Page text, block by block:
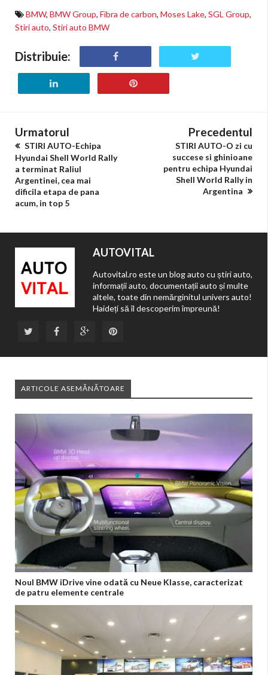
BMW, BMW Group, Fibra de carbon, Moses Lake, SGL Group,
Stiri auto, Stiri auto BMW
Distribuie:
Urmatorul
STIRI AUTO-Echipa
Hyundai Shell World Rally
a terminat Raliul
Argentinei, cea mai
dificila etapa de pana
acum, in top 5
Precedentul
STIRI AUTO-O zi cu
succese si ghinioane
pentru echipa Hyundai
Shell World Rally in
Argentina
AUTOVITAL
Autovital.ro este un blog auto cu știri auto,
informații auto, documentații auto și multe
altele, toate din nemărginitul univers auto!
Haideți să îl descoperim împreună!
ARTICOLE ASEMĂNĂTOARE
Noul BMW iDrive vine odată cu Neue Klasse, caracterizat
de patru elemente centrale